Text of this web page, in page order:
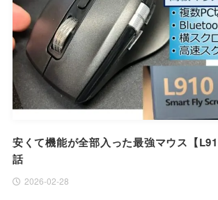
安くて機能が全部入った最強マウス【
話
2026-02-28